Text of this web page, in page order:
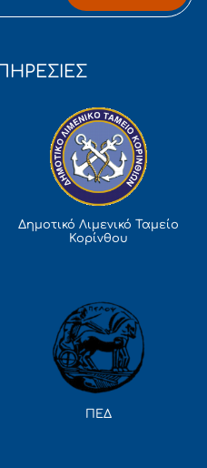
Δημοτικό Λιμενικό Ταμείο
Κορίνθου
ΠΕΔ